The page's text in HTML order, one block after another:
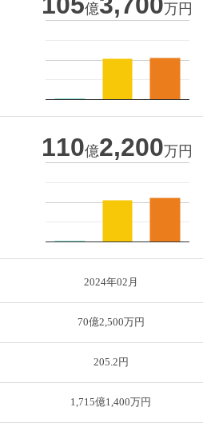
億 万円
110億2,200万円
2024年02月
70億2,500万円
205.2円
1,715億1,400万円